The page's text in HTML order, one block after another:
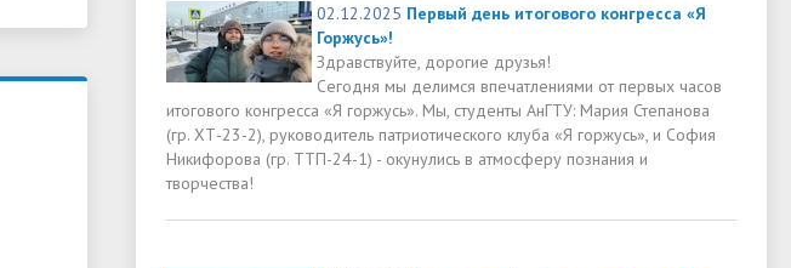
02.12.2025 Первый день итогового конгресса «Я
Горжусь»!
Здравствуйте, дорогие друзья!
Сегодня мы делимся впечатлениями от первых часов
итогового конгресса «Я горжусь». Мы, студенты АнГТУ: Мария Степанова
(гр. ХТ-23-2), руководитель патриотического клуба «Я горжусь», и София
Никифорова (гр. ТТП-24-1) - окунулись в атмосферу познания и
творчества!